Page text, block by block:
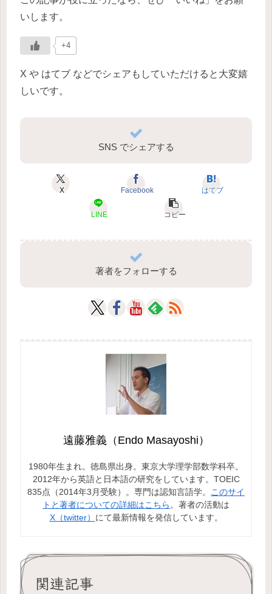
いします。
+4
X や はてブ などでシェアもしていただけると大変嬉
しいです。
SNS でシェアする
X Facebook はてブ
LINE コピー
著者をフォローする
遠藤雅義（Endo Masayoshi）
1980年生まれ。徳島県出身。東京大学理学部数学科卒。
2012年から英語と日本語の研究をしています。TOEIC
835点（2014年3月受験）。専門は認知言語学。
このサイ
トと著者についての詳細はこちら 。著者の活動は
X（twitter） にて最新情報を発信しています。
関連記事